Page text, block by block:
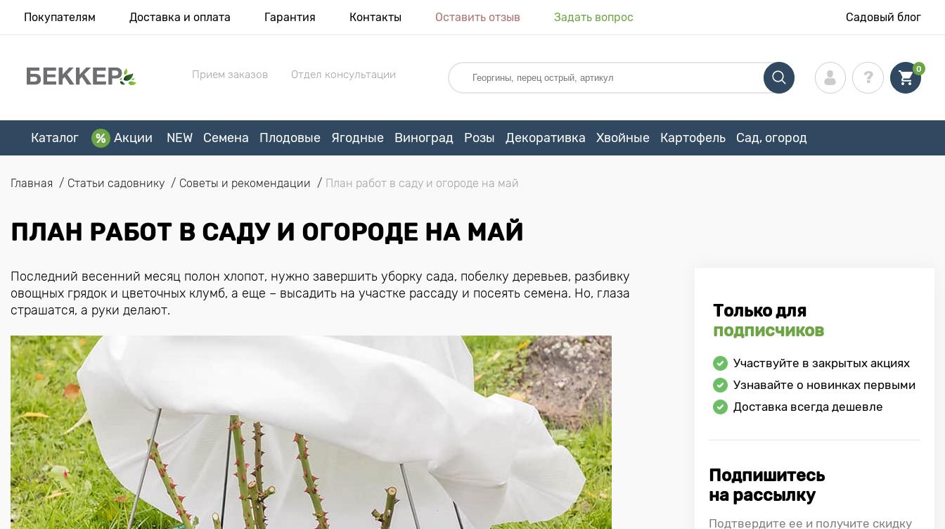
Покупателям Доставка и оплата Гарантия Контакты Оставить отзыв Задать вопрос Садовый блог
Прием заказов Отдел консультации 0
Каталог Акции NEW Семена Плодовые Ягодные Виноград Розы Декоративка Хвойные Картофель Сад, огород
Главная Статьи садовнику Советы и рекомендации План работ в саду и огороде на май
ПЛАН РАБОТ В САДУ И ОГОРОДЕ НА МАЙ
Последний весенний месяц полон хлопот, нужно завершить уборку сада, побелку деревьев, разбивку
овощных грядок и цветочных клумб, а еще – высадить на участке рассаду и посеять семена. Но, глаза
страшатся, а руки делают.
Только для
подписчиков
Участвуйте в закрытых акциях
Узнавайте о новинках первыми
Доставка всегда дешевле
Подпишитесь
на рассылку
Подтвердите ее и получите скидку